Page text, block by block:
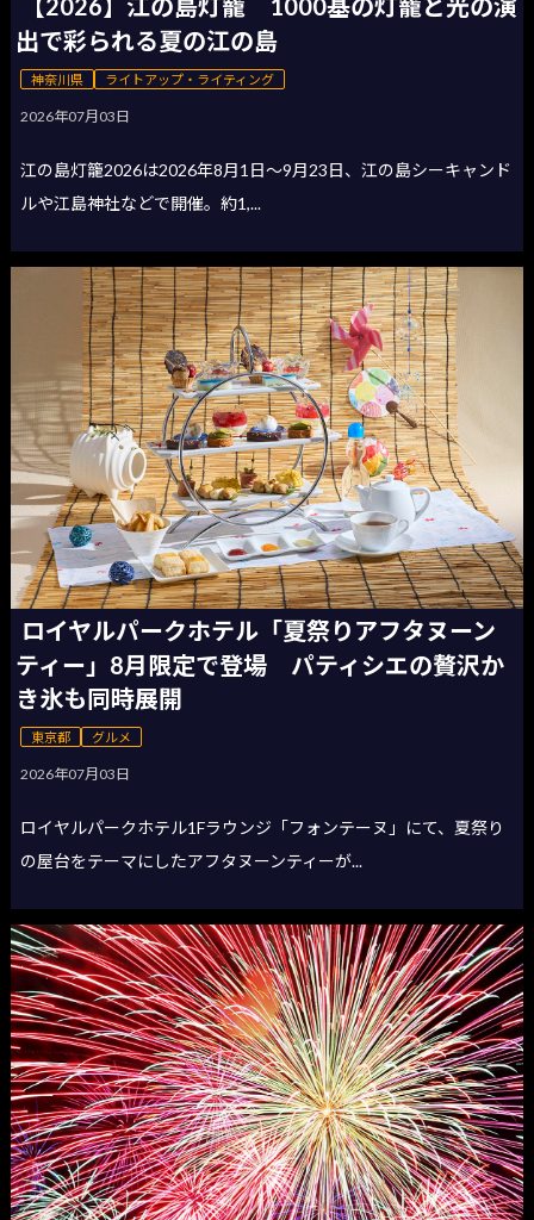
【2026】江の島灯籠 1000基の灯籠と光の演
出で彩られる夏の江の島
神奈川県 ライトアップ・ライティング
2026年07月03日
江の島灯籠2026は2026年8月1日〜9月23日、江の島シーキャンド
ルや江島神社などで開催。約1,...
ロイヤルパークホテル「夏祭りアフタヌーン
ティー」8月限定で登場 パティシエの贅沢か
き氷も同時展開
東京都 グルメ
2026年07月03日
ロイヤルパークホテル1Fラウンジ「フォンテーヌ」にて、夏祭り
の屋台をテーマにしたアフタヌーンティーが...